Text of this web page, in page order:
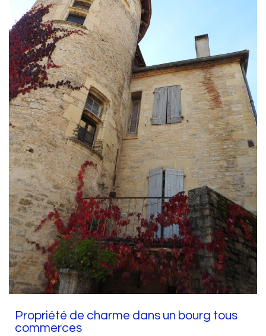
Propriété de charme dans un bourg tous
commerces